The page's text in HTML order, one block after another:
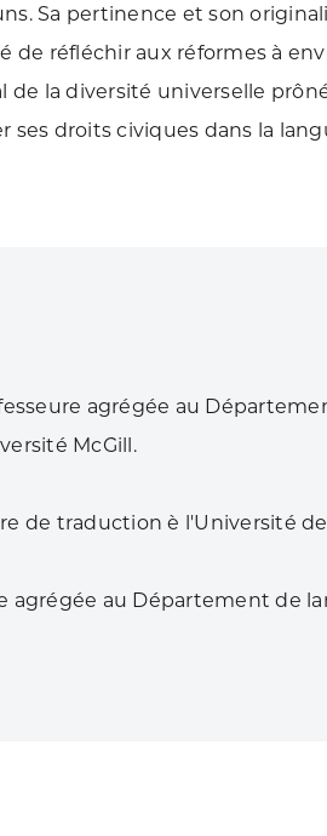
Sa pertinence et son
de réfléchir aux réformes à
la diversité universelle
droits civiques dans la
agrégée au
McGill.
de traduction è l'Université
agrégée au Département de